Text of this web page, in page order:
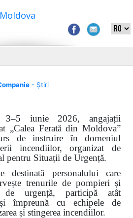
- Știri
3–5 iunie 2026, angajații
„Calea Ferată din Moldova”
de instruire în domeniul
incendiilor, organizat de
pentru Situații de Urgență.
destinată personalului care
trenurile de pompieri și
urgență, participă atât
împreună cu echipele de
și stingerea incendiilor.